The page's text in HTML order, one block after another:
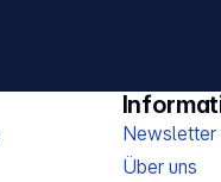
Newsletter
Über uns